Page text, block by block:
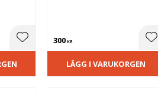
Lägg till i favoriter
300 KR
LÄGG I VARUKORGEN